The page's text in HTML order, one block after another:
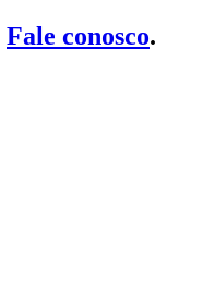
Fale conosco.